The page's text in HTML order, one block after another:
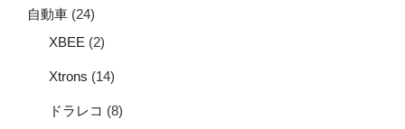
自動車 (24)
XBEE (2)
Xtrons (14)
ドラレコ (8)